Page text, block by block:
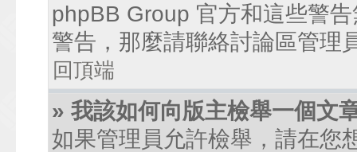
phpBB Group 官方和這些警
警告，那麼請聯絡討論區管理
回頂端
» 我該如何向版主檢舉一個文
如果管理員允許檢舉，請在您